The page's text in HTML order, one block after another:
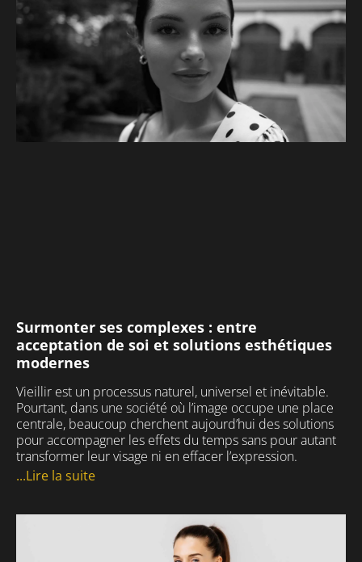
Surmonter ses complexes : entre
acceptation de soi et solutions esthétiques
modernes
Vieillir est un processus naturel, universel et inévitable.
Pourtant, dans une société où l’image occupe une place
centrale, beaucoup cherchent aujourd’hui des solutions
pour accompagner les effets du temps sans pour autant
transformer leur visage ni en effacer l’expression.
...Lire la suite